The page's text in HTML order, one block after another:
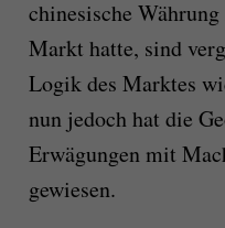
chinesische
Markt hatte, sind
Logik des Marktes
nun jedoch hat die
Erwägungen mit
gewiesen.